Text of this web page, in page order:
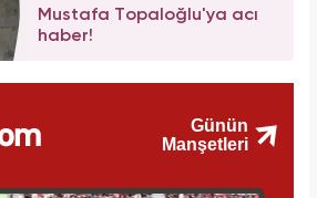
Mustafa Topaloğlu'ya acı
haber!